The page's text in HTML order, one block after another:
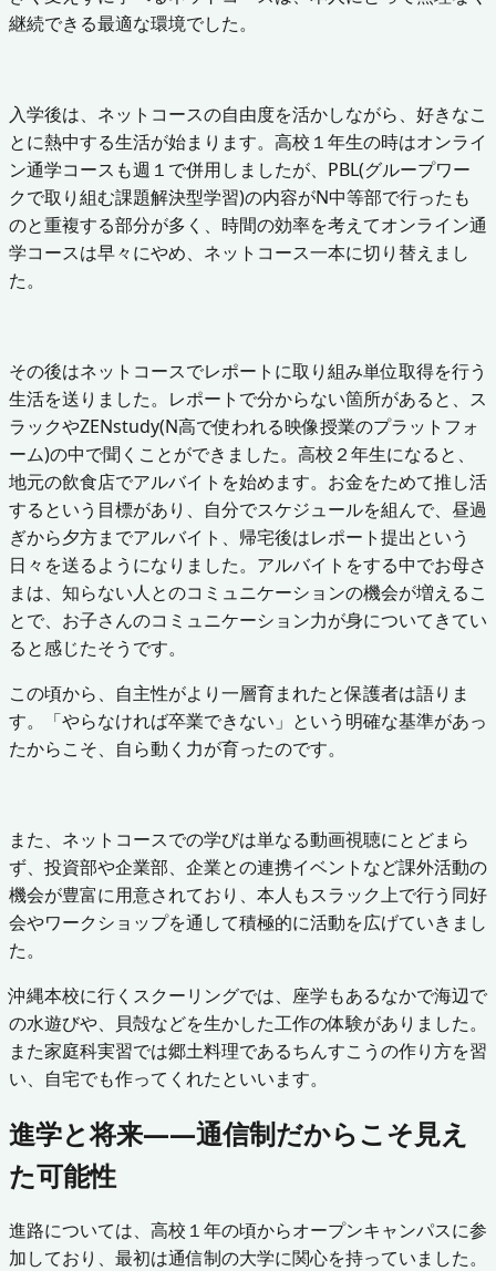
継続できる最適な環境でした。
入学後は、ネットコースの自由度を活かしながら、好きなこ
とに熱中する生活が始まります。高校１年生の時はオンライ
ン通学コースも週１で併用しましたが、PBL(グループワー
クで取り組む課題解決型学習)の内容がN中等部で行ったも
のと重複する部分が多く、時間の効率を考えてオンライン通
学コースは早々にやめ、ネットコース一本に切り替えまし
た。
その後はネットコースでレポートに取り組み単位取得を行う
生活を送りました。レポートで分からない箇所があると、ス
ラックやZENstudy(N高で使われる映像授業のプラットフォ
ーム)の中で聞くことができました。高校２年生になると、
地元の飲食店でアルバイトを始めます。お金をためて推し活
するという目標があり、自分でスケジュールを組んで、昼過
ぎから夕方までアルバイト、帰宅後はレポート提出という
日々を送るようになりました。アルバイトをする中でお母さ
まは、知らない人とのコミュニケーションの機会が増えるこ
とで、お子さんのコミュニケーション力が身についてきてい
ると感じたそうです。
この頃から、自主性がより一層育まれたと保護者は語りま
す。「やらなければ卒業できない」という明確な基準があっ
たからこそ、自ら動く力が育ったのです。
また、ネットコースでの学びは単なる動画視聴にとどまら
ず、投資部や企業部、企業との連携イベントなど課外活動の
機会が豊富に用意されており、本人もスラック上で行う同好
会やワークショップを通して積極的に活動を広げていきまし
た。
沖縄本校に行くスクーリングでは、座学もあるなかで海辺で
の水遊びや、貝殻などを生かした工作の体験がありました。
また家庭科実習では郷土料理であるちんすこうの作り方を習
い、自宅でも作ってくれたといいます。
進学と将来——通信制だからこそ見え
た可能性
進路については、高校１年の頃からオープンキャンパスに参
加しており、最初は通信制の大学に関心を持っていました。